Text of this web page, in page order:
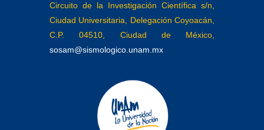
Circuito de la Investigación Científica s/n,
Ciudad Universitaria, Delegación Coyoacán,
C.P. 04510, Ciudad de México,
sosam@sismologico.unam.mx